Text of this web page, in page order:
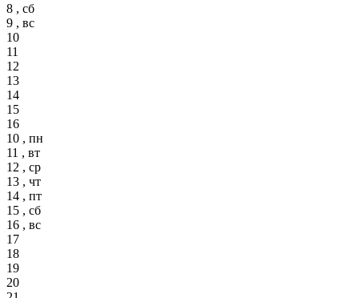
8 , сб
9 , вс
10
11
12
13
14
15
16
10 , пн
11 , вт
12 , ср
13 , чт
14 , пт
15 , сб
16 , вс
17
18
19
20